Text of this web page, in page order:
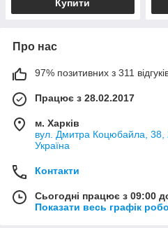
Купити
Про нас
97% позитивних з 311
Працює з 28.02.2017
м. Харків
вул. Дмитра Коцюбайла, 38,
Україна
Контакти
Сьогодні працює з 09:00
Показати весь графік